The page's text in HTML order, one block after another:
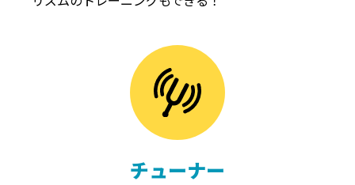
チューナー